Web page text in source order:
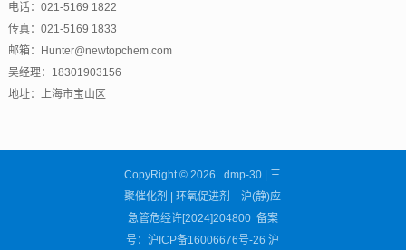
电话：021-5169 1822
传真：021-5169 1833
邮箱：Hunter@newtopchem.com
吴经理：18301903156
地址：上海市宝山区
CopyRight © 2026 dmp-30 | 三
聚催化剂 | 环氧促进剂 沪(静)应
急管危经许[2024]204800 备案
号：沪ICP备16006676号-26 沪